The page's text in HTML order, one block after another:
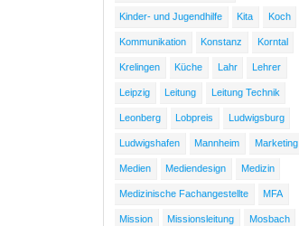
Kinder- und Jugendhilfe Kita Koch
Kommunikation Konstanz Korntal
Krelingen Küche Lahr Lehrer
Leipzig Leitung Leitung Technik
Leonberg Lobpreis Ludwigsburg
Ludwigshafen Mannheim Marketing
Medien Mediendesign Medizin
Medizinische Fachangestellte MFA
Mission Missionsleitung Mosbach